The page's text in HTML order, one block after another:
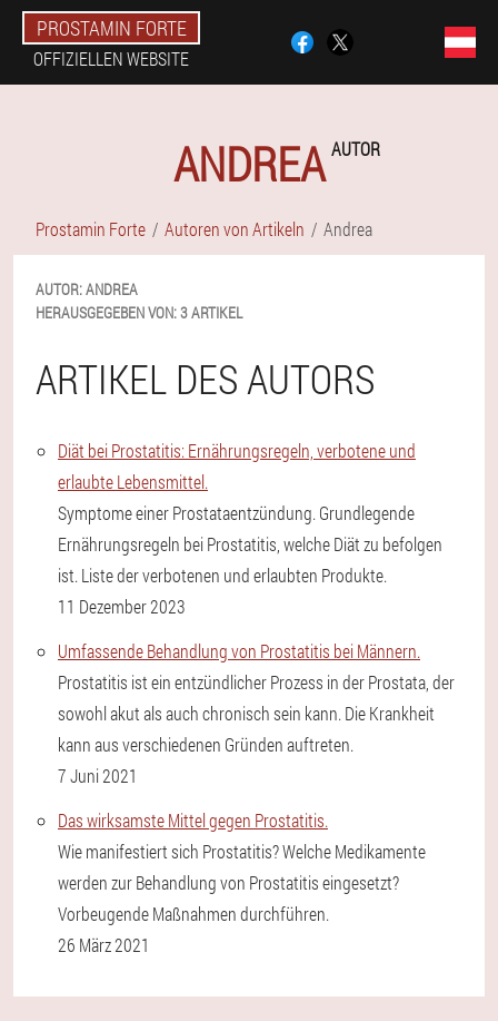
PROSTAMIN FORTE
OFFIZIELLEN WEBSITE
ANDREA AUTOR
Prostamin Forte Autoren von Artikeln Andrea
AUTOR:ANDREA
HERAUSGEGEBEN VON:3 ARTIKEL
ARTIKEL DES AUTORS
Diät bei Prostatitis: Ernährungsregeln, verbotene und
erlaubte Lebensmittel.
Symptome einer Prostataentzündung. Grundlegende
Ernährungsregeln bei Prostatitis, welche Diät zu befolgen
ist. Liste der verbotenen und erlaubten Produkte.
11 Dezember 2023
Umfassende Behandlung von Prostatitis bei Männern.
Prostatitis ist ein entzündlicher Prozess in der Prostata, der
sowohl akut als auch chronisch sein kann. Die Krankheit
kann aus verschiedenen Gründen auftreten.
7 Juni 2021
Das wirksamste Mittel gegen Prostatitis.
Wie manifestiert sich Prostatitis? Welche Medikamente
werden zur Behandlung von Prostatitis eingesetzt?
Vorbeugende Maßnahmen durchführen.
26 März 2021